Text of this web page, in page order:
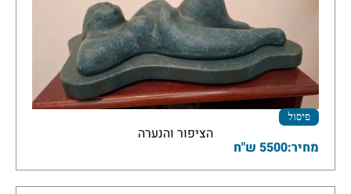
פיסול
הציפור והנערה
מחיר:5500 ש"ח